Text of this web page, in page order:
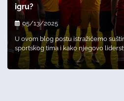
igru?
05/13/2025
U ovom blog postu istražićemo
sportskog tima i kako njegovo